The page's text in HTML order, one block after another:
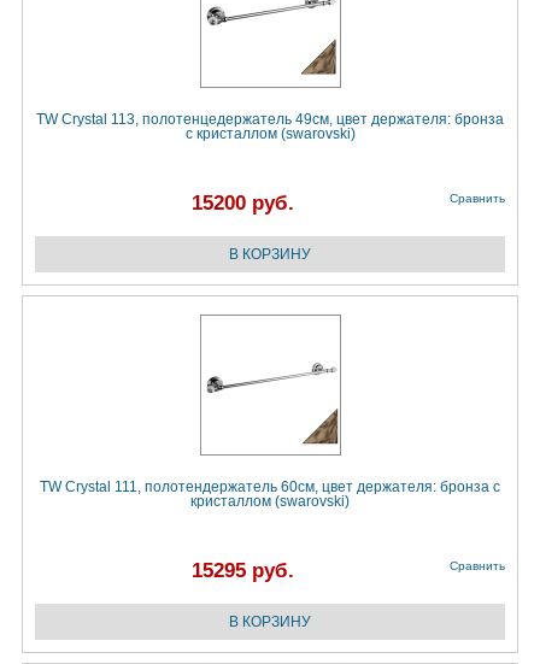
TW Crystal 113, полотенцедержатель 49см, цвет держателя: бронза
с кристаллом (swarovski)
15200 руб. Сравнить
TW Crystal 111, полотендержатель 60см, цвет держателя: бронза с
кристаллом (swarovski)
15295 руб. Сравнить